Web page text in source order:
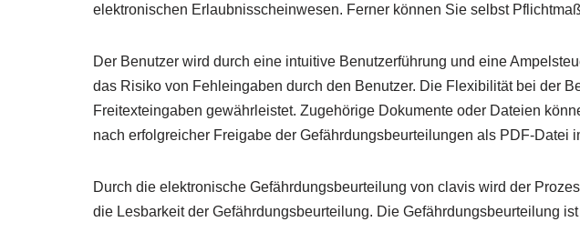
elektronischen Erlaubnisscheinwesen. Ferner können Sie selbst
Der Benutzer wird durch eine intuitive Benutzerführung und eine
das Risiko von Fehleingaben durch den Benutzer. Die Flexibilität bei der
Freitexteingaben gewährleistet. Zugehörige Dokumente oder Dateien
nach erfolgreicher Freigabe der Gefährdungsbeurteilungen als PDF-Datei
Durch die elektronische Gefährdungsbeurteilung von clavis wird der
die Lesbarkeit der Gefährdungsbeurteilung. Die Gefährdungsbeurteilung